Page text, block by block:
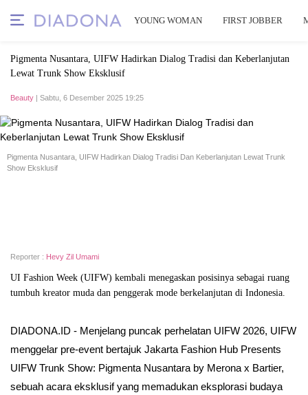
YOUNG WOMAN FIRST JOBBER
Pigmenta Nusantara, UIFW Hadirkan Dialog Tradisi dan Keberlanjutan
Lewat Trunk Show Eksklusif
Beauty | Sabtu, 6 Desember 2025 19:25
Pigmenta Nusantara, UIFW Hadirkan Dialog Tradisi Dan Keberlanjutan Lewat Trunk
Show Eksklusif
Reporter : Hevy Zil Umami
UI Fashion Week (UIFW) kembali menegaskan posisinya sebagai ruang
tumbuh kreator muda dan penggerak mode berkelanjutan di Indonesia.
DIADONA.ID - Menjelang puncak perhelatan UIFW 2026, UIFW
menggelar pre-event bertajuk Jakarta Fashion Hub Presents
UIFW Trunk Show: Pigmenta Nusantara by Merona x Bartier,
sebuah acara eksklusif yang memadukan eksplorasi budaya